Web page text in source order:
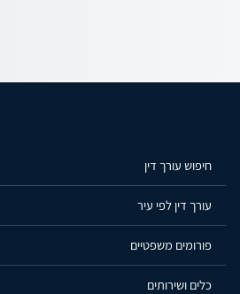
חיפוש עורך דין
עורך דין לפי עיר
פורומים משפטיים
כלים ושירותים